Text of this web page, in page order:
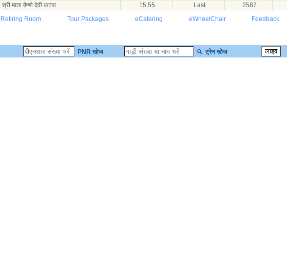
श्री माता वैष्णो देवी कटरा 15.55 Last 2587
Retiring Room Tour Packages eCatering eWheelChair Feedback
PNR खोज ट्रेन खोज